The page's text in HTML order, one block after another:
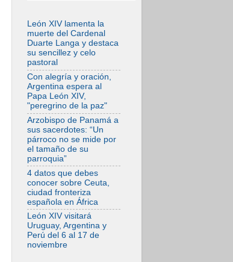
07.08.2026
Honduras: Los
desplazados
invisibles de una
crisis olvidada
07.08.2026
Bokalic: "En
Argentina el Papa
León señalará el
compromiso del
cristiano"
07.08.2026
La matanza de
niños en Gaza no
cesa: 300 muertos
en 300 días
07.08.2026
Tagle: La guerra
desfigura el mundo,
solo la revelación
de Dios lo
transfigura
León XIV lamenta la
muerte del Cardenal
Duarte Langa y destaca
su sencillez y celo
pastoral
Con alegría y oración,
Argentina espera al
Papa León XIV,
"peregrino de la paz"
Arzobispo de Panamá a
sus sacerdotes: “Un
párroco no se mide por
el tamaño de su
parroquia”
4 datos que debes
conocer sobre Ceuta,
ciudad fronteriza
española en África
León XIV visitará
Uruguay, Argentina y
Perú del 6 al 17 de
noviembre